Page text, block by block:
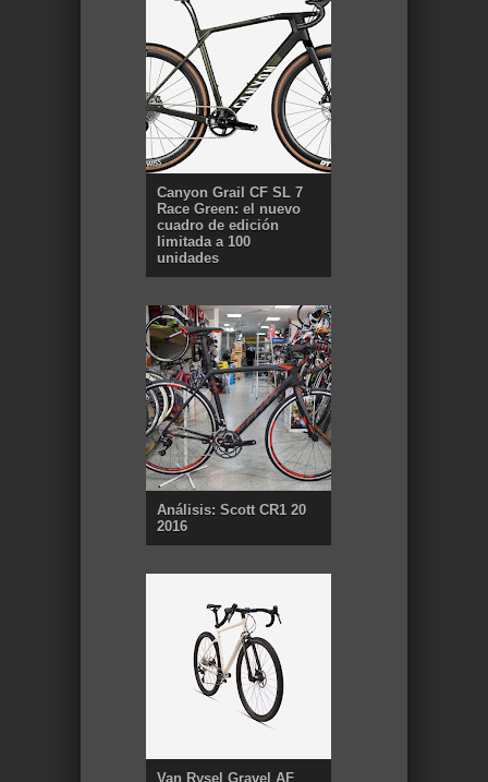
Canyon Grail CF SL 7
Race Green: el nuevo
cuadro de edición
limitada a 100
unidades
Análisis: Scott CR1 20
2016
Van Rysel Gravel AF